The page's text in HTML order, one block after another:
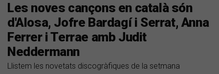
Les noves cançons en català són
d'Alosa, Jofre Bardagí i Serrat, Anna
Ferrer i Terrae amb Judit
Neddermann
Llistem les novetats discogràfiques de la setmana